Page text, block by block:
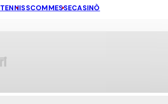
TENNISSCOMMESSECASINÒ